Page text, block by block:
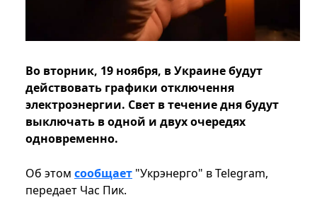
Во вторник, 19 ноября, в Украине будут
действовать графики отключення
электроэнергии. Свет в течение дня будут
выключать в одной и двух очередях
одновременно.
Об этом сообщает "Укрэнерго" в Telegram,
передает Час Пик.